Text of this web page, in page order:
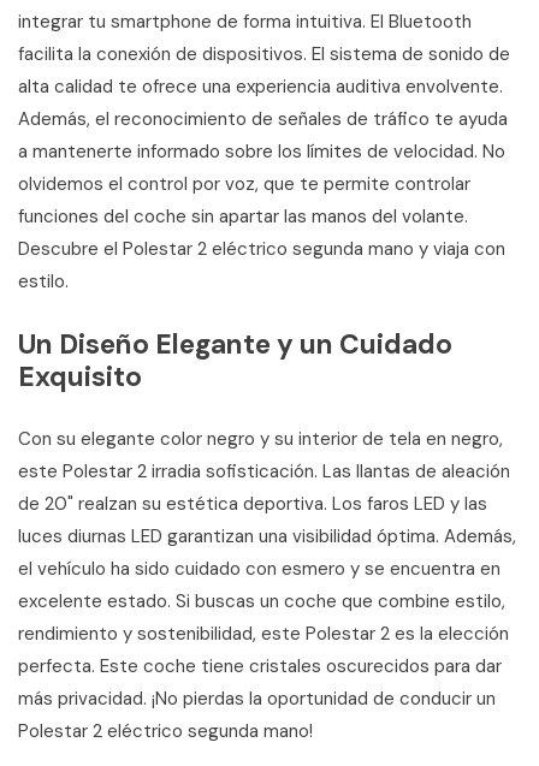
integrar tu smartphone de forma intuitiva. El Bluetooth
facilita la conexión de dispositivos. El sistema de sonido de
alta calidad te ofrece una experiencia auditiva envolvente.
Además, el reconocimiento de señales de tráfico te ayuda
a mantenerte informado sobre los límites de velocidad. No
olvidemos el control por voz, que te permite controlar
funciones del coche sin apartar las manos del volante.
Descubre el Polestar 2 eléctrico segunda mano y viaja con
estilo.
Un Diseño Elegante y un Cuidado
Exquisito
Con su elegante color negro y su interior de tela en negro,
este Polestar 2 irradia sofisticación. Las llantas de aleación
de 20" realzan su estética deportiva. Los faros LED y las
luces diurnas LED garantizan una visibilidad óptima. Además,
el vehículo ha sido cuidado con esmero y se encuentra en
excelente estado. Si buscas un coche que combine estilo,
rendimiento y sostenibilidad, este Polestar 2 es la elección
perfecta. Este coche tiene cristales oscurecidos para dar
más privacidad. ¡No pierdas la oportunidad de conducir un
Polestar 2 eléctrico segunda mano!